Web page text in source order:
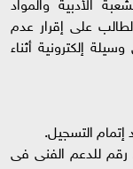
على إقرار عدم
إلكترونية أثناء
التسجيل.
رقم للدعم الفنى فى